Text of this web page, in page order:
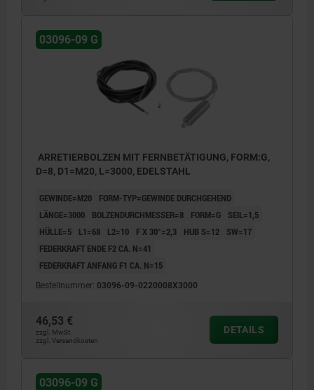
03096-09 G
ARRETIERBOLZEN MIT FERNBETÄTIGUNG, FORM:G,
D=8, D1=M20, L=3000, EDELSTAHL
GEWINDE=M20
FORM-TYP=GEWINDE DURCHGEHEND
LÄNGE=3000
BOLZENDURCHMESSER=8 FORM=G
SEIL=1,5
HÜLLE=5
L1=68 L2=10 F X 30°=2,3 HUB S=12
SW=17
FEDERKRAFT ENDE F2 CA. N=41
FEDERKRAFT ANFANG F1 CA. N=15
Bestellnummer: 03096-09-0220008X3000
46,53 €
zzgl. MwSt.
zzgl. Versandkosten
DETAILS
03096-09 G